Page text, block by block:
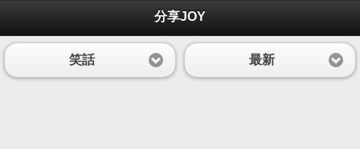
分享JOY
笑話 最新